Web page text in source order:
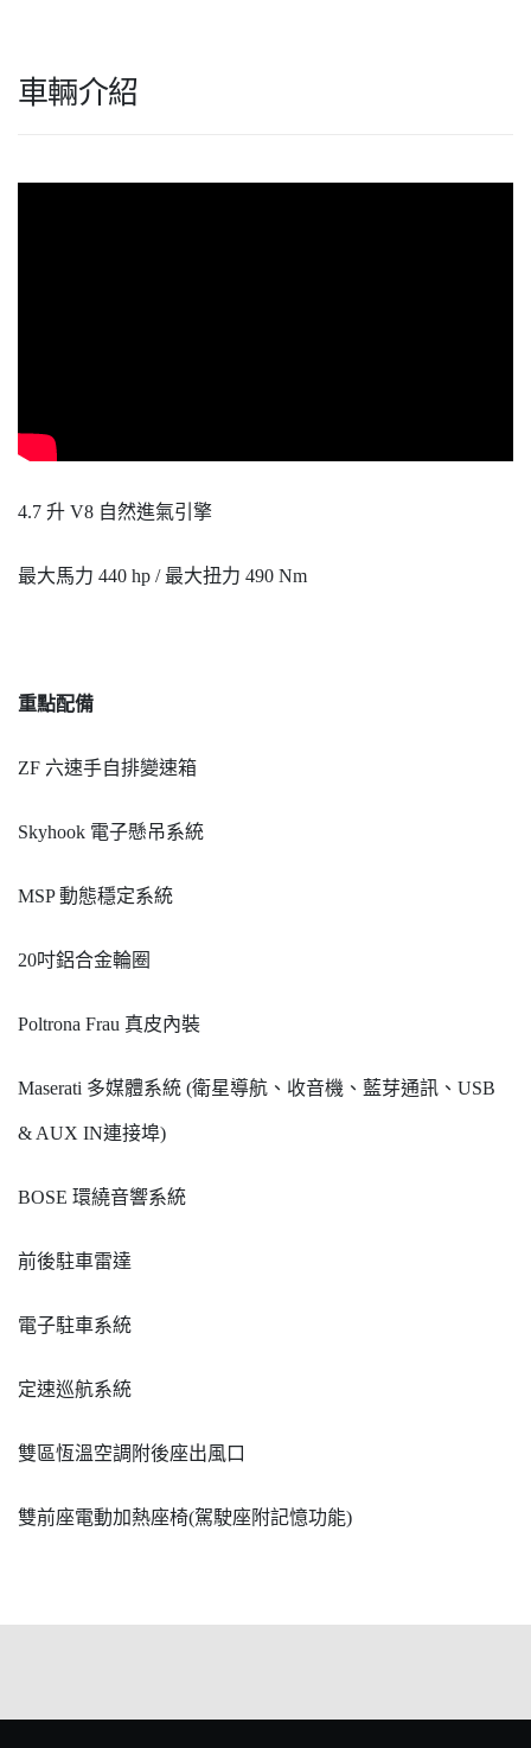
車輛介紹
4.7 升 V8 自然進氣引擎
最大馬力 440 hp / 最大扭力 490 Nm
重點配備
ZF 六速手自排變速箱
Skyhook 電子懸吊系統
MSP 動態穩定系統
20吋鋁合金輪圈
Poltrona Frau 真皮內裝
Maserati 多媒體系統 (衛星導航、收音機、藍芽通訊、USB
& AUX IN連接埠)
BOSE 環繞音響系統
前後駐車雷達
電子駐車系統
定速巡航系統
雙區恆溫空調附後座出風口
雙前座電動加熱座椅(駕駛座附記憶功能)